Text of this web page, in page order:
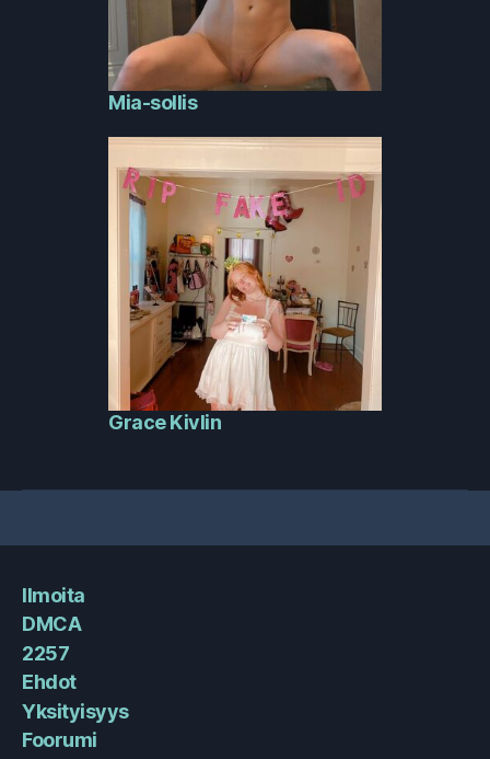
Mia-sollis
Grace Kivlin
Ilmoita
DMCA
2257
Ehdot
Yksityisyys
Foorumi